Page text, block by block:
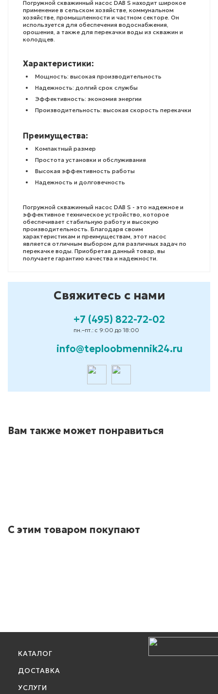
Погружной скважинный насос DAB S находит широкое
применение в сельском хозяйстве, коммунальном
хозяйстве, промышленности и частном секторе. Он
используется для обеспечения водоснабжения,
орошения, а также для перекачки воды из скважин и
колодцев.
Характеристики:
Мощность: высокая производительность
Надежность: долгий срок службы
Эффективность: экономия энергии
Производительность: высокая скорость перекачки
Преимущества:
Компактный размер
Простота установки и обслуживания
Высокая эффективность работы
Надежность и долговечность
Погружной скважинный насос DAB S - это надежное и
эффективное техническое устройство, которое
обеспечивает стабильную работу и высокую
производительность. Благодаря своим
характеристикам и преимуществам, этот насос
является отличным выбором для различных задач по
перекачке воды. Приобретая данный товар, вы
получаете гарантию качества и надежности.
Свяжитесь с нами
+7 (495) 822-72-02
пн.–пт.: с 9:00 до 18:00
info@teploobmennik24.ru
Вам также может понравиться
С этим товаром покупают
КАТАЛОГ
ДОСТАВКА
УСЛУГИ